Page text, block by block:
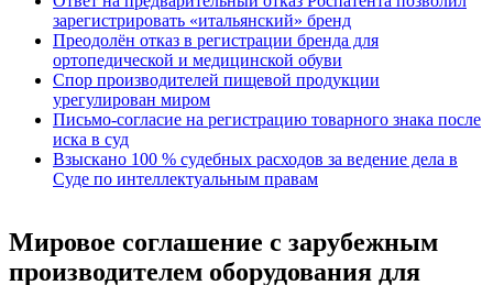
зарегистрировать «итальянский» бренд
Преодолён отказ в регистрации бренда для
ортопедической и медицинской обуви
Спор производителей пищевой продукции
урегулирован миром
Письмо-согласие на регистрацию товарного знака после
иска в суд
Взыскано 100 % судебных расходов за ведение дела в
Суде по интеллектуальным правам
Мировое соглашение с зарубежным
производителем оборудования для